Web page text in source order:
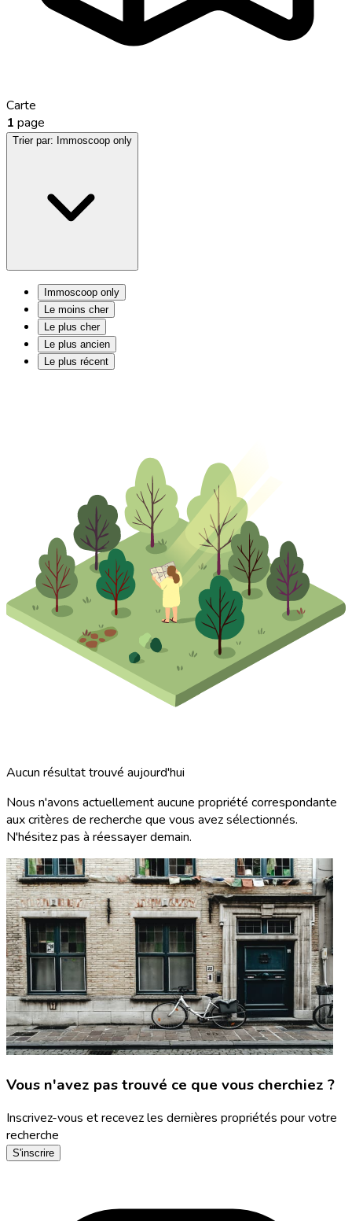
Carte
1 page
Trier par: Immoscoop only
Immoscoop only
Le moins cher
Le plus cher
Le plus ancien
Le plus récent
Aucun résultat trouvé aujourd'hui
Nous n'avons actuellement aucune propriété correspondante
aux critères de recherche que vous avez sélectionnés.
N'hésitez pas à réessayer demain.
Vous n'avez pas trouvé ce que vous cherchiez ?
Inscrivez-vous et recevez les dernières propriétés pour votre
recherche
S'inscrire